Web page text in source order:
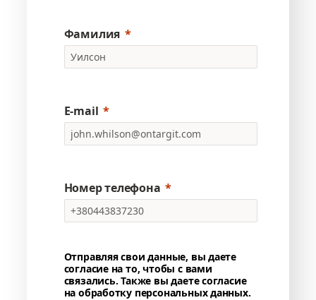
Фамилия
E-mail
Номер телефона
Отправляя свои данные, вы даете
согласие на то, чтобы с вами
связались. Также вы даете согласие
на обработку персональных данных.